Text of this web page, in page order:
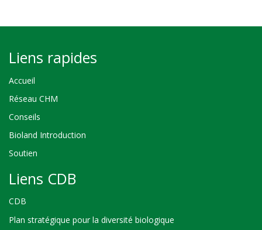
Liens rapides
Accueil
Réseau CHM
Conseils
Bioland Introduction
Soutien
Liens CDB
CDB
Plan stratégique pour la diversité biologique